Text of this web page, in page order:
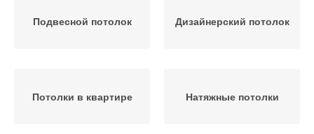
Подвесной потолок Дизайнерский потолок
Потолки в квартире Натяжные потолки